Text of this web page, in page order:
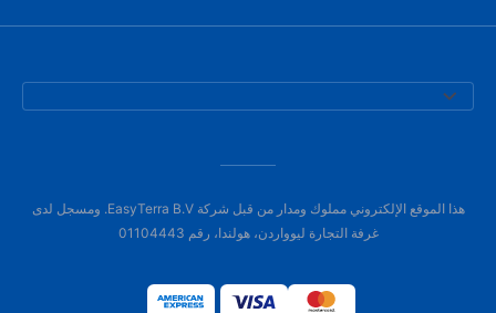
هذا الموقع الإلكتروني مملوك ومدار من قبل شركة EasyTerra B.V. ومسجل لدى
غرفة التجارة ليوواردن، هولندا، رقم 01104443